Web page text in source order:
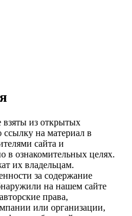
взяты из открытых
на материал в
сайта и
в ознакомительных целях.
их владельцам.
за содержание
на нашем сайте
права,
или организации,